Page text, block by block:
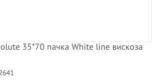
35*70 пачка White line вискоза